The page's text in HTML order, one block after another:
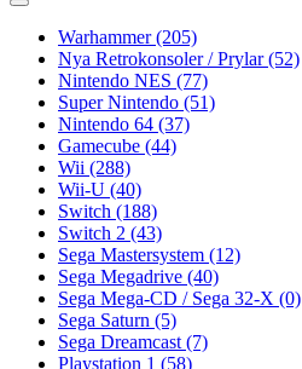
Toggle
navigationWarhammer(205)
Nya Retrokonsoler / Prylar(52)
Nintendo NES (77)
Super Nintendo (51)
Nintendo 64 (37)
Gamecube (44)
Wii (288)
Wii-U (40)
Switch (188)
Switch 2 (43)
Sega Mastersystem (12)
Sega Megadrive (40)
Sega Mega-CD / Sega 32-X (0)
Sega Saturn (5)
Sega Dreamcast (7)
Playstation 1 (58)